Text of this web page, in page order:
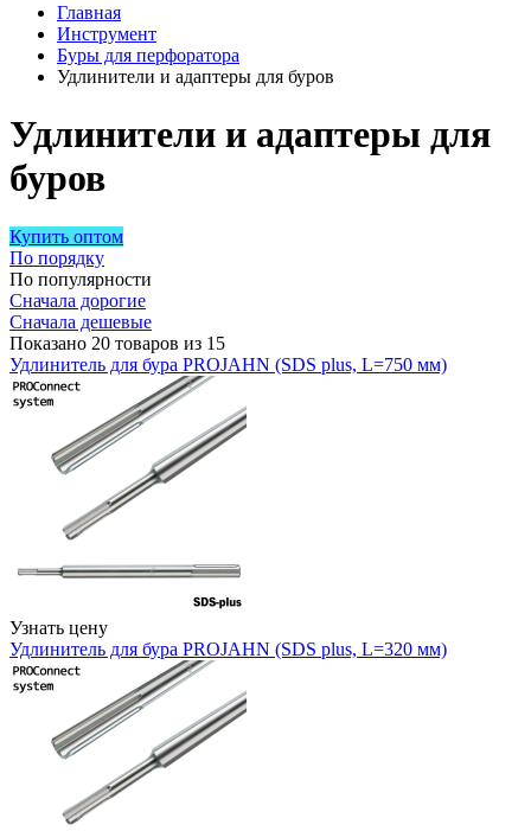
Главная
Инструмент
Буры для перфоратора
Удлинители и адаптеры для буров
Удлинители и адаптеры для
буров
Купить оптом
По порядку
По популярности
Сначала дорогие
Сначала дешевые
Показано 20 товаров из 15
Удлинитель для бура PROJAHN (SDS plus, L=750 мм)
Узнать цену
Удлинитель для бура PROJAHN (SDS plus, L=320 мм)